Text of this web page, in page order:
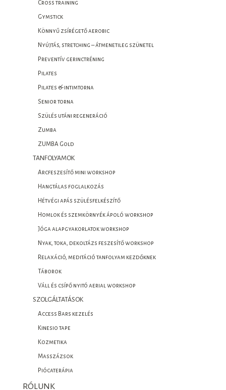
Cross training
Gymstick
Könnyű zsírégető aerobic
Nyújtás, stretching – átmenetileg szünetel
Preventív gerinctréning
Pilates
Pilates & intimtorna
Senior torna
Szülés utáni regeneráció
Zumba
ZUMBA Gold
TANFOLYAMOK
Arcfeszesítő mini workshop
Hangtálas foglalkozás
Hétvégi apás szülésfelkészítő
Homlok és szemkörnyék ápoló workshop
Jóga alapgyakorlatok workshop
Nyak, toka, dekoltázs feszesítő workshop
Relaxáció, meditáció tanfolyam kezdőknek
Táborok
Váll és csípő nyitó aerial workshop
SZOLGÁLTATÁSOK
Access Bars kezelés
Kinesio tape
Kozmetika
Masszázsok
Piócaterápia
RÓLUNK